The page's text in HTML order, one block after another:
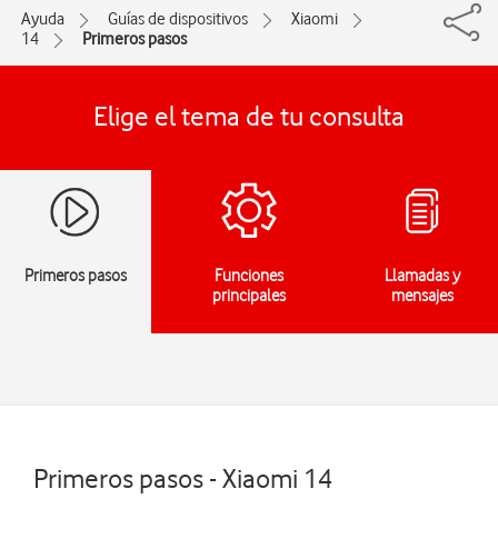
Ayuda Guías de dispositivos
Xiaomi
14
Primeros pasos
Elige el tema de tu consulta
Primeros pasos
Funciones
principales
Llamadas y
mensajes
Primeros pasos - Xiaomi 14